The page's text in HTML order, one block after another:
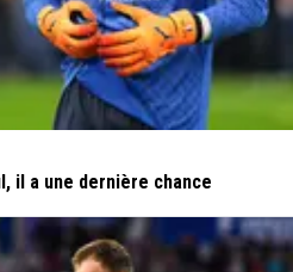
il a une dernière chance